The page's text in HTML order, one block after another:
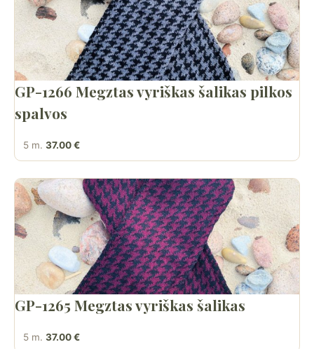
GP-1266 Megztas vyriškas šalikas pilkos
spalvos
5 m. 37.00 €
GP-1265 Megztas vyriškas šalikas
5 m. 37.00 €